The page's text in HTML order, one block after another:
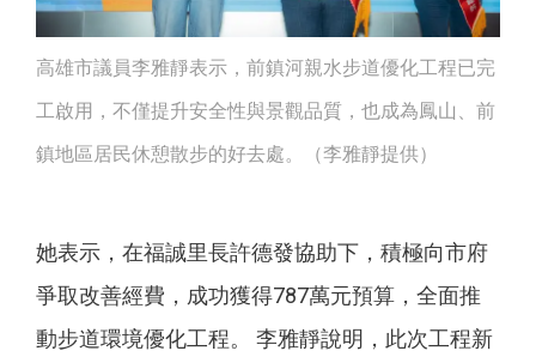
高雄市議員李雅靜表示，前鎮河親水步道優化工程已完
工啟用，不僅提升安全性與景觀品質，也成為鳳山、前
鎮地區居民休憩散步的好去處。（李雅靜提供）
她表示，在福誠里長許德發協助下，積極向市府
爭取改善經費，成功獲得787萬元預算，全面推
動步道環境優化工程。 李雅靜說明，此次工程新